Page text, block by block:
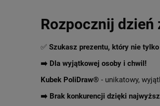
Rozpocznij dzień
✅ Szukasz prezentu, który nie
➡️ Dla wyjątkowej osoby i chwil!
Kubek PoliDraw® - unikatowy,
➡️ Brak konkurencji dzięki